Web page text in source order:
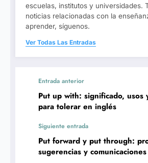
escuelas, institutos y universidades.
noticias relacionadas con la
aprender, síguenos.
Ver Todas Las Entradas
Entrada anterior
Put up with: significado, usos
para tolerar en inglés
Siguiente entrada
Put forward y put through:
sugerencias y